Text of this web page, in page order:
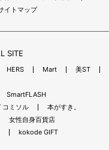
イトマップ
SITE
HERS Mart
美ST
SmartFLASH
コミソル
本がすき。
女性自身百貨店
kokode GIFT